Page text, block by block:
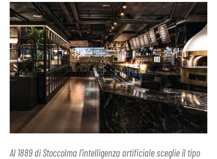
Al 1889 di Stoccolma l'intelligenza artificiale sceglie il tipo